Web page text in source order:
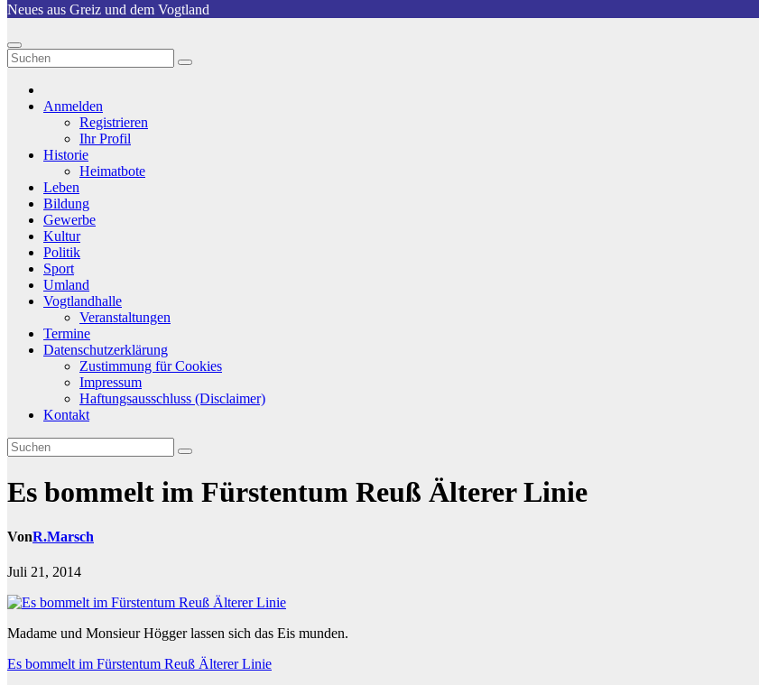
Neues aus Greiz und dem Vogtland
Anmelden
Registrieren
Ihr Profil
Historie
Heimatbote
Leben
Bildung
Gewerbe
Kultur
Politik
Sport
Umland
Vogtlandhalle
Veranstaltungen
Termine
Datenschutzerklärung
Zustimmung für Cookies
Impressum
Haftungsausschluss (Disclaimer)
Kontakt
Es bommelt im Fürstentum Reuß Älterer Linie
VonR.Marsch
Juli 21, 2014
Madame und Monsieur Högger lassen sich das Eis munden.
Beitragsnavigation
Es bommelt im Fürstentum Reuß Älterer Linie